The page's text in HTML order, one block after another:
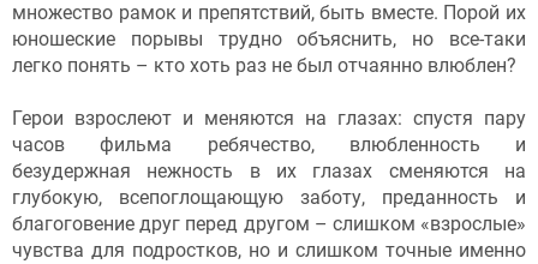
множество рамок и препятствий, быть вместе. Порой их
юношеские порывы трудно объяснить, но все-таки
легко понять – кто хоть раз не был отчаянно влюблен?
Герои взрослеют и меняются на глазах: спустя пару
часов фильма ребячество, влюбленность и
безудержная нежность в их глазах сменяются на
глубокую, всепоглощающую заботу, преданность и
благоговение друг перед другом – слишком «взрослые»
чувства для подростков, но и слишком точные именно